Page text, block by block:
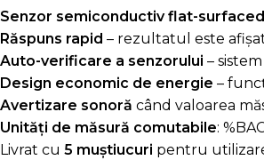
Senzor semiconductiv flat-surfaced
Răspuns rapid – rezultatul este
Auto-verificare a senzorului –
Design economic de energie –
Avertizare sonoră când valoarea
Unități de măsură comutabile:
Livrat cu 5 muștiucuri pentru